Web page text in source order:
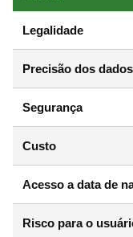
Legalidade
Precisão dos dados
Segurança
Custo
Acesso a data de
Risco para o